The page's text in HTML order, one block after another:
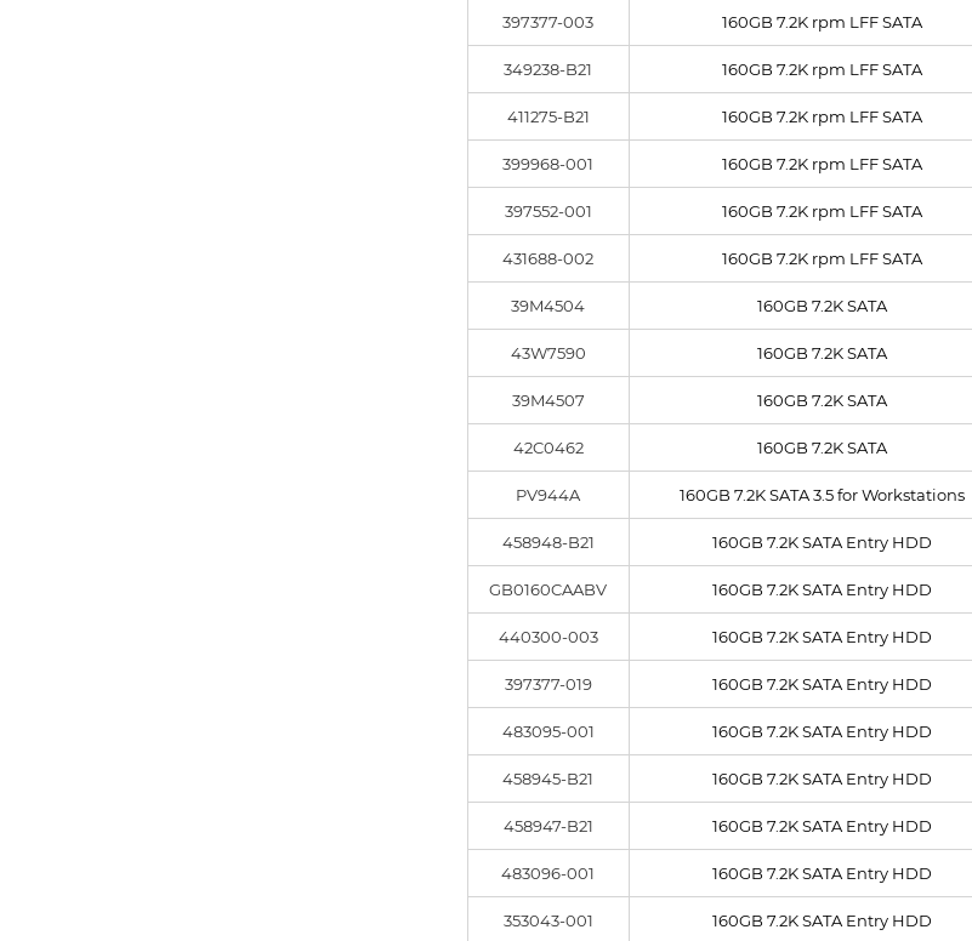
397377-003 160GB 7.2K rpm LFF SATA
349238-B21 160GB 7.2K rpm LFF SATA
411275-B21 160GB 7.2K rpm LFF SATA
399968-001 160GB 7.2K rpm LFF SATA
397552-001 160GB 7.2K rpm LFF SATA
431688-002 160GB 7.2K rpm LFF SATA
39M4504 160GB 7.2K SATA
43W7590 160GB 7.2K SATA
39M4507 160GB 7.2K SATA
42C0462 160GB 7.2K SATA
PV944A 160GB 7.2K SATA 3.5 for Workstations
458948-B21 160GB 7.2K SATA Entry HDD
GB0160CAABV 160GB 7.2K SATA Entry HDD
440300-003 160GB 7.2K SATA Entry HDD
397377-019 160GB 7.2K SATA Entry HDD
483095-001 160GB 7.2K SATA Entry HDD
458945-B21 160GB 7.2K SATA Entry HDD
458947-B21 160GB 7.2K SATA Entry HDD
483096-001 160GB 7.2K SATA Entry HDD
353043-001 160GB 7.2K SATA Entry HDD